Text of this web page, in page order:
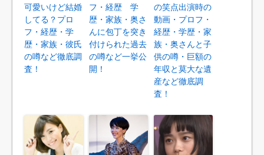
可愛いけど結婚
してる？プロ
フ・経歴・学
歴・家族・彼氏
の噂など徹底調
査！
フ・経歴 学
歴・家族・奥さ
んに包丁を突き
付けられた過去
の噂など一挙公
開！
の笑点出演時の
動画・プロフ・
経歴・学歴・家
族・奥さんと子
供の噂・巨額の
年収と莫大な遺
産など徹底調
査！